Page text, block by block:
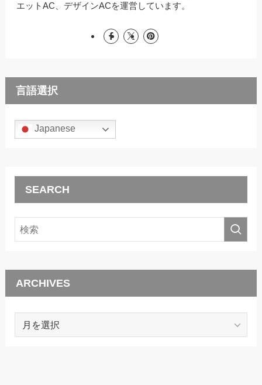
エットAC、デザインACを運営しています。
言語選択
Japanese
SEARCH
ARCHIVES
ARCHIVES